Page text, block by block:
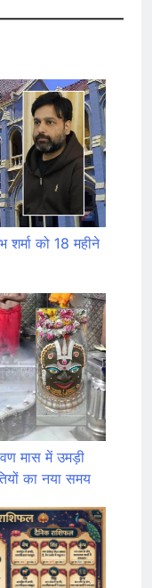
शर्मा को 18 महीने
मास में उमड़ी
का नया समय